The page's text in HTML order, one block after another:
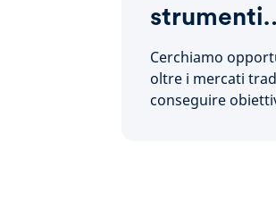
strumenti
alternativi
Cerchiamo
oltre i mercati
conseguire